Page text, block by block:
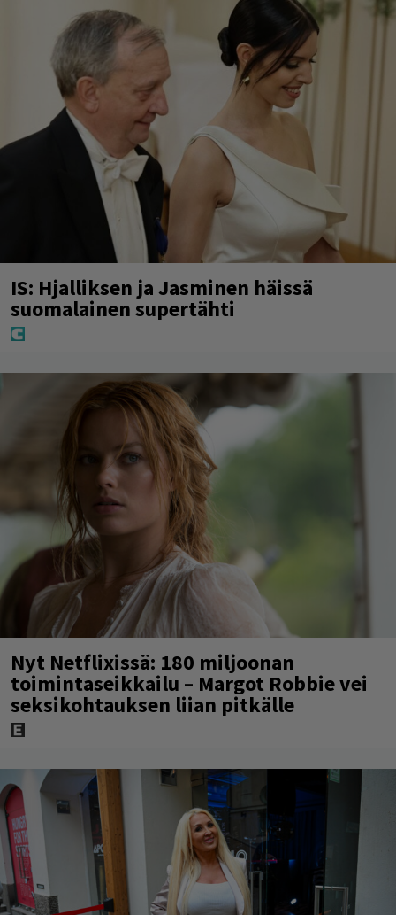
IS: Hjalliksen ja Jasminen häissä
suomalainen supertähti
Nyt Netflixissä: 180 miljoonan
toimintaseikkailu – Margot Robbie vei
seksikohtauksen liian pitkälle